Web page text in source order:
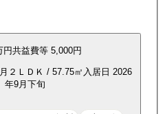
円共益費等 5,000円
２ＬＤＫ / 57.75㎡ 入居日 2026
年9月下旬